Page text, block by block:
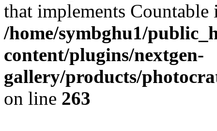
that implements Countable
/home/symbghu1/
content/plugins/nextgen-
gallery/products/
on line 263